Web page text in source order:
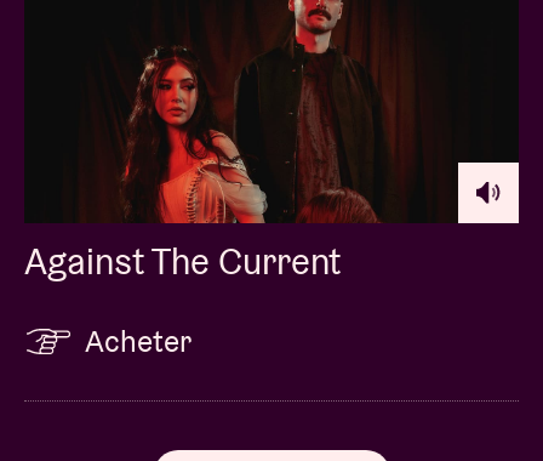
Against The Current
Acheter